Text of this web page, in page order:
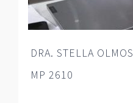
DRA. STELLA OLMOS
MP 2610